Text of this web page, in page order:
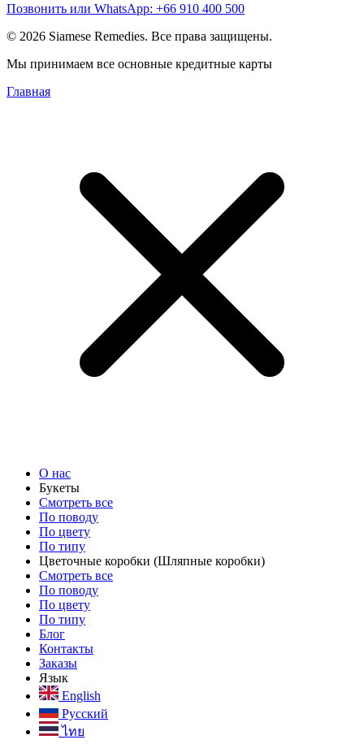
Позвонить или WhatsApp: +66 910 400 500
© 2026 Siamese Remedies. Все права защищены.
Мы принимаем все основные кредитные карты
Главная
О нас
Букеты
Смотреть все
По поводу
По цвету
По типу
Цветочные коробки (Шляпные коробки)
Смотреть все
По поводу
По цвету
По типу
Блог
Контакты
Заказы
Язык
English
Русский
ไทย